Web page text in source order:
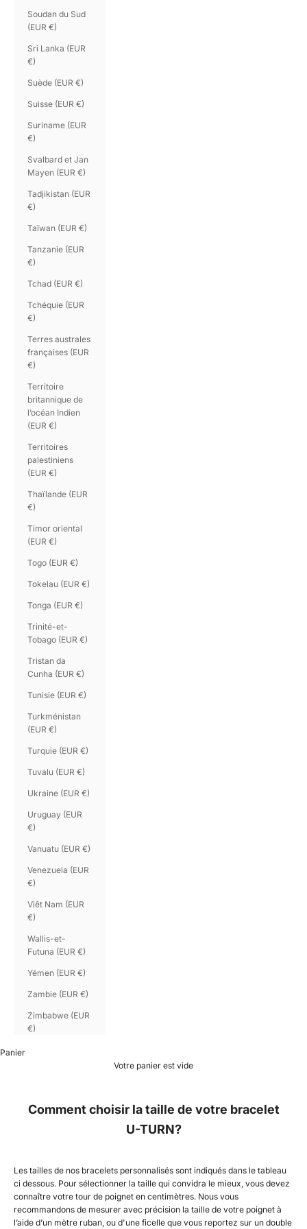
Soudan du Sud
(EUR €)
Sri Lanka (EUR
€)
Suède (EUR €)
Suisse (EUR €)
Suriname (EUR
€)
Svalbard et Jan
Mayen (EUR €)
Tadjikistan (EUR
€)
Taïwan (EUR €)
Tanzanie (EUR
€)
Tchad (EUR €)
Tchéquie (EUR
€)
Terres australes
françaises (EUR
€)
Territoire
britannique de
l’océan Indien
(EUR €)
Territoires
palestiniens
(EUR €)
Thaïlande (EUR
€)
Timor oriental
(EUR €)
Togo (EUR €)
Tokelau (EUR €)
Tonga (EUR €)
Trinité-et-
Tobago (EUR €)
Tristan da
Cunha (EUR €)
Tunisie (EUR €)
Turkménistan
(EUR €)
Turquie (EUR €)
Tuvalu (EUR €)
Ukraine (EUR €)
Uruguay (EUR
€)
Vanuatu (EUR €)
Venezuela (EUR
€)
Viêt Nam (EUR
€)
Wallis-et-
Futuna (EUR €)
Yémen (EUR €)
Zambie (EUR €)
Zimbabwe (EUR
€)
Panier
Votre panier est vide
Comment choisir la taille de votre bracelet
U-TURN?
Les tailles de nos bracelets personnalisés sont indiqués dans le tableau
ci dessous. Pour sélectionner la taille qui convidra le mieux, vous devez
connaître votre tour de poignet en centimètres. Nous vous
recommandons de mesurer avec précision la taille de votre poignet à
l’aide d’un mètre ruban, ou d'une ficelle que vous reportez sur un double